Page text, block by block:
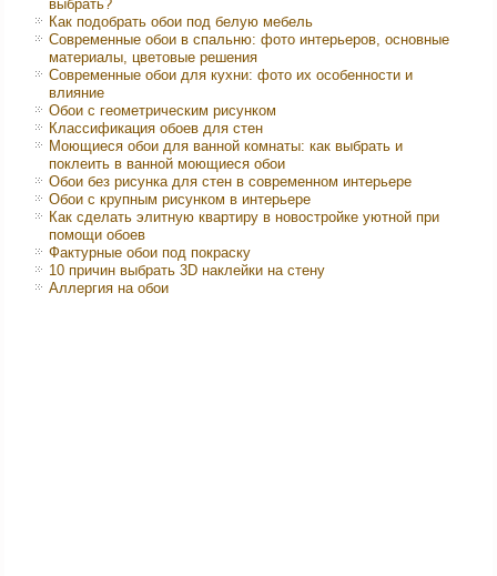
выбрать?
Как подобрать обои под белую мебель
Современные обои в спальню: фото интерьеров, основные
материалы, цветовые решения
Современные обои для кухни: фото их особенности и
влияние
Обои с геометрическим рисунком
Классификация обоев для стен
Моющиеся обои для ванной комнаты: как выбрать и
поклеить в ванной моющиеся обои
Обои без рисунка для стен в современном интерьере
Обои с крупным рисунком в интерьере
Как сделать элитную квартиру в новостройке уютной при
помощи обоев
Фактурные обои под покраску
10 причин выбрать 3D наклейки на стену
Аллергия на обои